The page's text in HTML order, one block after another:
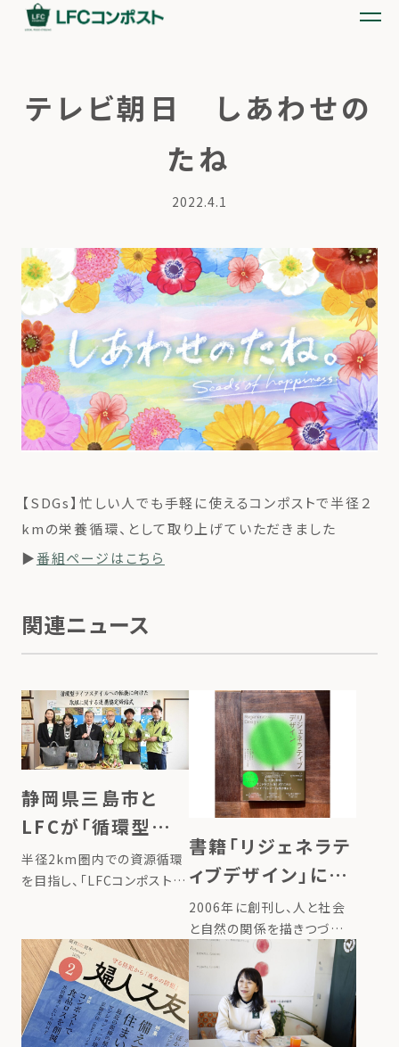
テレビ朝日 しあわせの
たね
2022.4.1
【SDGs】忙しい人でも手軽に使えるコンポストで半径２
kmの栄養循環、として取り上げていただきました
▶番組ページはこちら
関連ニュース
静岡県三島市と
LFCが「循環型ライ
フスタイルへの転
換に向けた取組に
締結
半径2km圏内での資源循環
を目指し、「LFCコンポスト」
下「LFC」）は、静岡県三島市
と、生ごみの減量および環境
負荷の低減を目的とした「循
環型ライフスタイルへの転換
に向 […]
書籍「リジェネラテ
ィブデザイン」に、
代表たいらの半径
2km圏内での栄養
循環のストーリー
が掲載されました。
2006年に創刊し、人と社会
と自然の関係を描きつづけ
るWEBマガジン
「greenz.jp」。 greenzが
『自然環境の再生と同時に、
社会と私たち自身もすこやか
さを取り戻す仕組みをつくる